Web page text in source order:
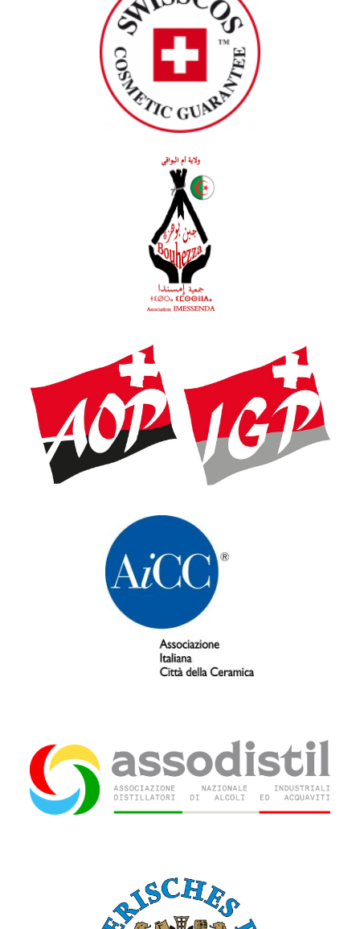
Association for the protection of the
origin of Swiss cosmetics (Swisscos)
Association IMESSENDA pour la
promotion et la protection de la
dénomination fromage BOUHEZZA
Association Suisse des AOP-IGP
Associazione italiana Città della
Ceramica (AiCC)
Associazione nazionale industriali
distillatori di alcoli ed acquaviti
(AssoDistil)